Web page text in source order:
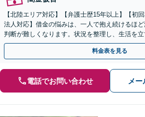
【北陸エリア対応】【弁護士歴15年以上】【初
法人対応】借金の悩みは、一人で抱え続けるほ
判断が難しくなります。状況を整理し、生活を
あります。まずは当事務所へ、一度ご相談くだ
料金表を見る
電話でお問い合わせ メ